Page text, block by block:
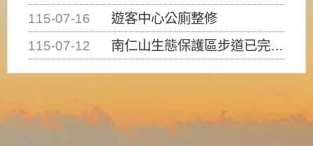
115-07-16
遊客中心公廁整修
115-07-12
南仁山生態保護區步道已完成修復，自115年7月13日（星期一）起恢復開放入園，歡迎民眾依規定申請入園....